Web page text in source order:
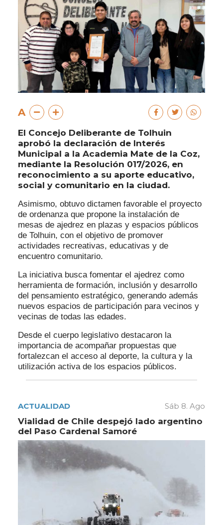
A
El Concejo Deliberante de Tolhuin
aprobó la declaración de Interés
Municipal a la Academia Mate de la Coz,
mediante la Resolución 017/2026, en
reconocimiento a su aporte educativo,
social y comunitario en la ciudad.
Asimismo, obtuvo dictamen favorable el proyecto
de ordenanza que propone la instalación de
mesas de ajedrez en plazas y espacios públicos
de Tolhuin, con el objetivo de promover
actividades recreativas, educativas y de
encuentro comunitario.
La iniciativa busca fomentar el ajedrez como
herramienta de formación, inclusión y desarrollo
del pensamiento estratégico, generando además
nuevos espacios de participación para vecinos y
vecinas de todas las edades.
Desde el cuerpo legislativo destacaron la
importancia de acompañar propuestas que
fortalezcan el acceso al deporte, la cultura y la
utilización activa de los espacios públicos.
ACTUALIDAD Sáb 8. Ago
Vialidad de Chile despejó lado argentino
del Paso Cardenal Samoré